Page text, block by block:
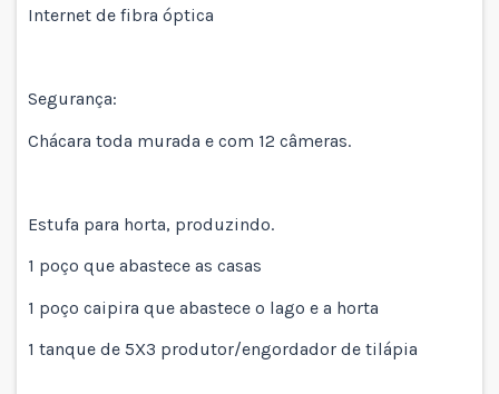
Internet de fibra óptica
Segurança:
Chácara toda murada e com 12 câmeras.
Estufa para horta, produzindo.
1 poço que abastece as casas
1 poço caipira que abastece o lago e a horta
1 tanque de 5X3 produtor/engordador de tilápia